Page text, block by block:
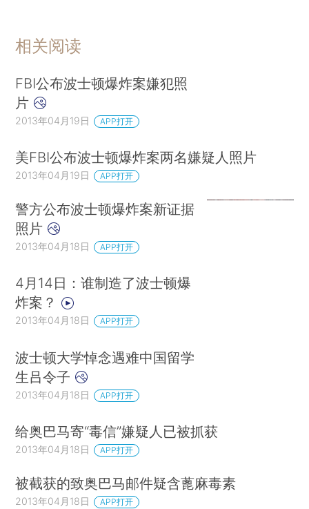
相关阅读
FBI公布波士顿爆炸案嫌犯照
片
2013年04月19日 APP打开
美FBI公布波士顿爆炸案两名嫌疑人照片
2013年04月19日 APP打开
警方公布波士顿爆炸案新证据
照片
2013年04月18日 APP打开
4月14日：谁制造了波士顿爆
炸案？
2013年04月18日 APP打开
波士顿大学悼念遇难中国留学
生吕令子
2013年04月18日 APP打开
给奥巴马寄“毒信”嫌疑人已被抓获
2013年04月18日 APP打开
被截获的致奥巴马邮件疑含蓖麻毒素
2013年04月18日 APP打开